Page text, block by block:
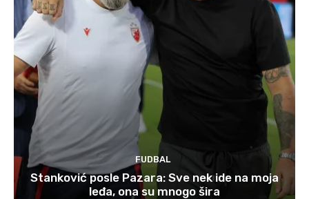
FUDBAL
Stanković posle Pazara: Sve nek ide na moja
leđa, ona su mnogo šira